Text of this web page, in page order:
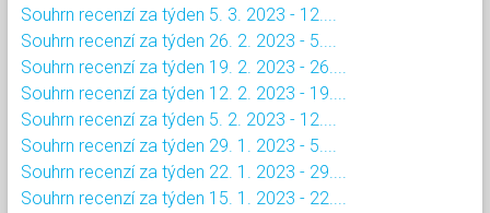
Souhrn recenzí za týden 5. 3. 2023 - 12....
Souhrn recenzí za týden 26. 2. 2023 - 5....
Souhrn recenzí za týden 19. 2. 2023 - 26....
Souhrn recenzí za týden 12. 2. 2023 - 19....
Souhrn recenzí za týden 5. 2. 2023 - 12....
Souhrn recenzí za týden 29. 1. 2023 - 5....
Souhrn recenzí za týden 22. 1. 2023 - 29....
Souhrn recenzí za týden 15. 1. 2023 - 22....